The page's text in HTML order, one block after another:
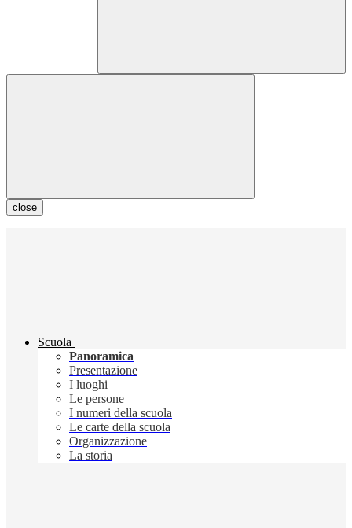
close
Scuola
Panoramica
Presentazione
I luoghi
Le persone
I numeri della scuola
Le carte della scuola
Organizzazione
La storia